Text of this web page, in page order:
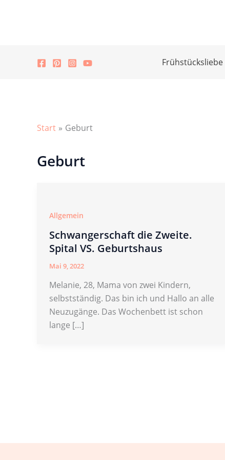
Frühstücksliebe
Start Geburt
Geburt
Allgemein
Schwangerschaft die Zweite.
Spital VS. Geburtshaus
Mai 9, 2022
Melanie, 28, Mama von zwei Kindern,
selbstständig. Das bin ich und Hallo an alle
Neuzugänge. Das Wochenbett ist schon
lange […]